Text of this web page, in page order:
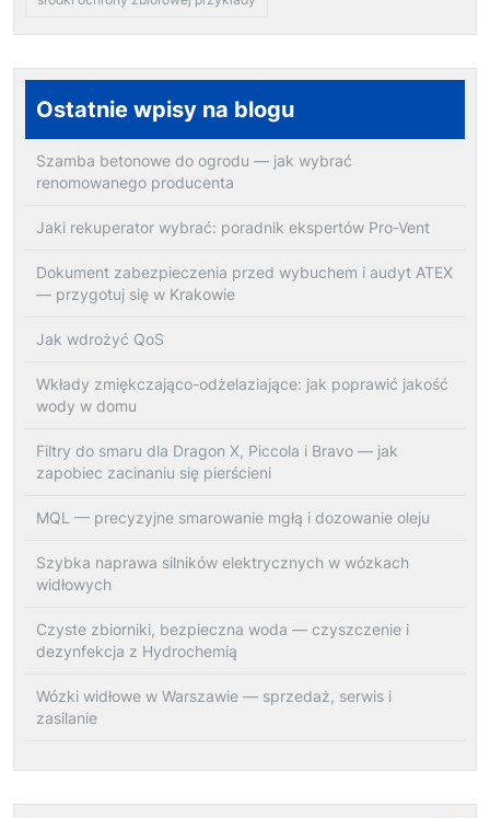
Ostatnie wpisy na blogu
Szamba betonowe do ogrodu — jak wybrać
renomowanego producenta
Jaki rekuperator wybrać: poradnik ekspertów Pro-Vent
Dokument zabezpieczenia przed wybuchem i audyt ATEX
— przygotuj się w Krakowie
Jak wdrożyć QoS
Wkłady zmiękczająco-odżelaziające: jak poprawić jakość
wody w domu
Filtry do smaru dla Dragon X, Piccola i Bravo — jak
zapobiec zacinaniu się pierścieni
MQL — precyzyjne smarowanie mgłą i dozowanie oleju
Szybka naprawa silników elektrycznych w wózkach
widłowych
Czyste zbiorniki, bezpieczna woda — czyszczenie i
dezynfekcja z Hydrochemią
Wózki widłowe w Warszawie — sprzedaż, serwis i
zasilanie